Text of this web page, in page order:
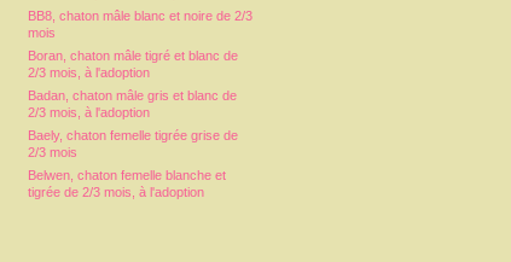
BB8, chaton mâle blanc et noire de 2/3
mois
Boran, chaton mâle tigré et blanc de
2/3 mois, à l'adoption
Badan, chaton mâle gris et blanc de
2/3 mois, à l'adoption
Baely, chaton femelle tigrée grise de
2/3 mois
Belwen, chaton femelle blanche et
tigrée de 2/3 mois, à l'adoption